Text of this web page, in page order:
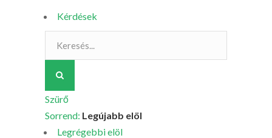
Kérdések
Szürő
Sorrend: Legújabb elöl
Legrégebbi elöl